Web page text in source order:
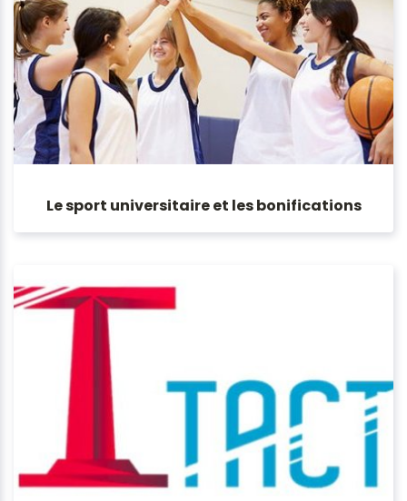
Le sport universitaire et les bonifications